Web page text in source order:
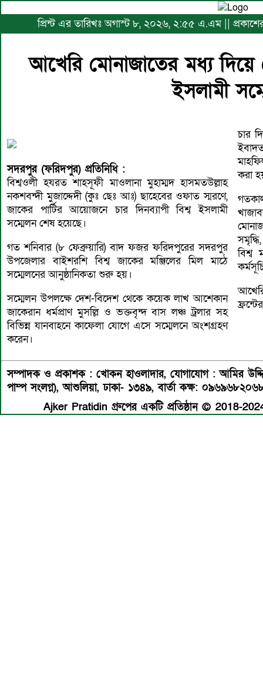
প্রিন্ট এর তারিখঃ অগাস্ট ৮, ২০২৬, ২:৫৫ এ.এম ||
আখেরি মোনাজাতের মধ্য দিয়ে
ইসলামী
সদরপুর (ফরিদপুর) প্রতিনিধি :
বিশ্বওলী হযরত শাহসূফী মাওলানা মুহাম্মদ হাসমতউল্লাহ
নকশবন্দী মুজাদ্দেদী (কুঃ ছেঃ আঃ) ছাহেবের ওফাত স্মরণে,
জাকের পার্টির আয়োজনে চার দিনব্যাপী বিশ্ব ইসলামী
সম্মেলন শেষ হয়েছে।
গত শনিবার (৮ ফেব্রুয়ারি) বাদ ফজর ফরিদপুরের সদরপুর
উপজেলার বাইশরশি বিশ্ব জাকের মঞ্জিলের মিল মাঠে
সম্মেলনের আনুষ্ঠানিকতা শুরু হয়।
সম্মেলন উপলক্ষে দেশ-বিদেশ থেকে কয়েক লাখ আশেকান
জাকেরান ধর্মপ্রাণ মুসল্লি ও ভক্তবৃন্দ বাস লঞ্চ ট্রলার সহ
বিভিন্ন যানবাহনে কাফেলা যোগে এসে সম্মেলনে অংশগ্রহণ
করেন।
চার
করা
বিশ্ব
সম্পাদক ও প্রকাশক : খোকন হাওলাদার, যোগাযোগ : আমির
পাম্প সংলগ্ন), আশুলিয়া, ঢাকা- ১৩৪৯,বার্তা কক্ষ:
Ajker Pratidin গ্রুপের একটি প্রতিষ্ঠান © 2018-